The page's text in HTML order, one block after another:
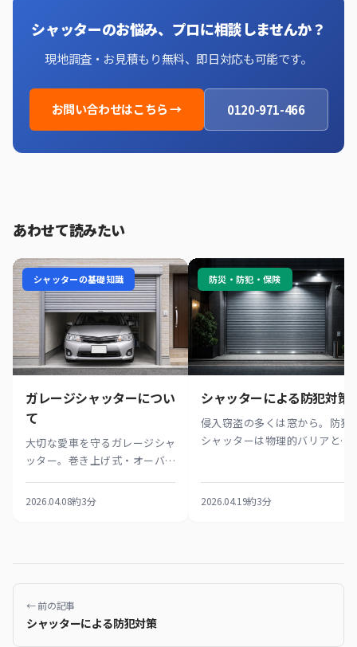
付録：本記事で使用した専門用語一覧
シャッターのお悩み、プロに相談しませんか？
現地調査・お見積もり無料、即日対応も可能です。
お問い合わせはこちら → 0120-971-466
あわせて読みたい
シャッターの基礎知識
ガレージシャッターについ
て
大切な愛車を守るガレージシャ
ッター。巻き上げ式・オーバー
のポイント、日常メンテナンス
2026.04.08約3分
防災・防犯・保険
シャッターによる防犯対策
侵入窃盗の多くは窓から。防犯
シャッターは物理的バリアとし
方法を紹介。
2026.04.19約3分
← 前の記事
シャッターによる防犯対策